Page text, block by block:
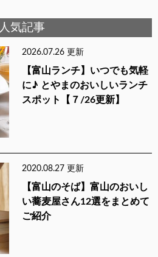
人気記事
2026.07.26 更新
【富山ランチ】いつでも気軽
に♪ とやまのおいしいランチ
スポット【７/26更新】
2020.08.27 更新
【富山のそば】富山のおいし
い蕎麦屋さん12選をまとめて
ご紹介